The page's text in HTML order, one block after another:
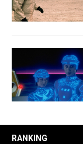
RANKING